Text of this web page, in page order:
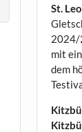
St.
2024/
mit
dem